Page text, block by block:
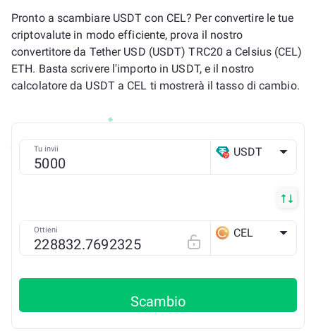
Pronto a scambiare USDT con CEL? Per convertire le tue
criptovalute in modo efficiente, prova il nostro
convertitore da Tether USD (USDT) TRC20 a Celsius (CEL)
ETH. Basta scrivere l'importo in USDT, e il nostro
calcolatore da USDT a CEL ti mostrerà il tasso di cambio.
Tu invii USDT
Ottieni CEL
Scambio